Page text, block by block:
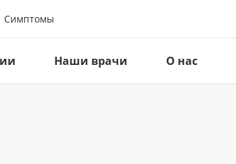
Симптомы
Наши врачи О нас